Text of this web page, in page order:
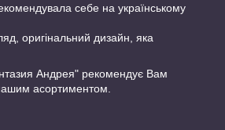
себе на українському
оригінальний дизайн, яка
Андрея" рекомендує Вам
асортиментом.